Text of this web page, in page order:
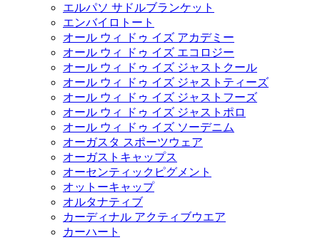
エルパソ サドルブランケット
エンバイロトート
オール ウィ ドゥ イズ アカデミー
オール ウィ ドゥ イズ エコロジー
オール ウィ ドゥ イズ ジャストクール
オール ウィ ドゥ イズ ジャストティーズ
オール ウィ ドゥ イズ ジャストフーズ
オール ウィ ドゥ イズ ジャストポロ
オール ウィ ドゥ イズ ソーデニム
オーガスタ スポーツウェア
オーガストキャップス
オーセンティックピグメント
オットーキャップ
オルタナティブ
カーディナル アクティブウエア
カーハート